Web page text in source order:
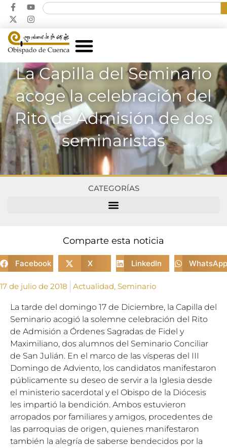
La Capilla del Seminario
acoge la celebración del
Rito de Admisión de dos
seminaristas
CATEGORÍAS
Comparte esta noticia
Facebook X LinkedIn WhatsApp
17 de julio de 2018 Actualidad, Seminario
La tarde del domingo 17 de Diciembre, la Capilla del
Seminario acogió la solemne celebración del Rito
de Admisión a Órdenes Sagradas de Fidel y
Maximiliano, dos alumnos del Seminario Conciliar
de San Julián. En el marco de las vísperas del III
Domingo de Adviento, los candidatos manifestaron
públicamente su deseo de servir a la Iglesia desde
el ministerio sacerdotal y el Obispo de la Diócesis
les impartió la bendición. Ambos estuvieron
arropados por familiares y amigos, procedentes de
las parroquias de origen, quienes manifestaron
también la alegría de saberse bendecidos por la